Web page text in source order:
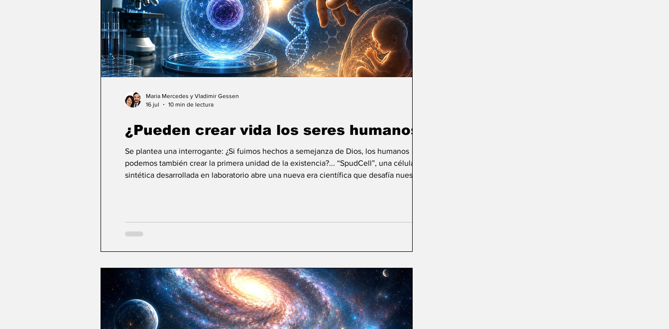
¿Pueden crear vida los seres humanos?
Se plantea una interrogante: ¿Si fuimos hechos a semejanza de Dios, los humanos
podemos también crear la primera unidad de la existencia?... “SpudCell”, una célula
sintética desarrollada en laboratorio abre una nueva era científica que desafía nuestras
Maria Mercedes y Vladimir Gessen
16 jul
10 min de lectura